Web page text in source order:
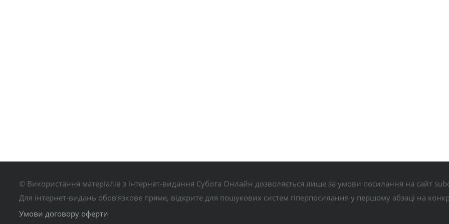
© Використання матеріалів з інтернет-видання Субота Онлайн дозволяється лише за умови посилання на сайт
Для інтернет-видань обов’язкове пряме, відкрите для пошукових систем гіперпосилання у першому абзаці на
Умови договору оферти